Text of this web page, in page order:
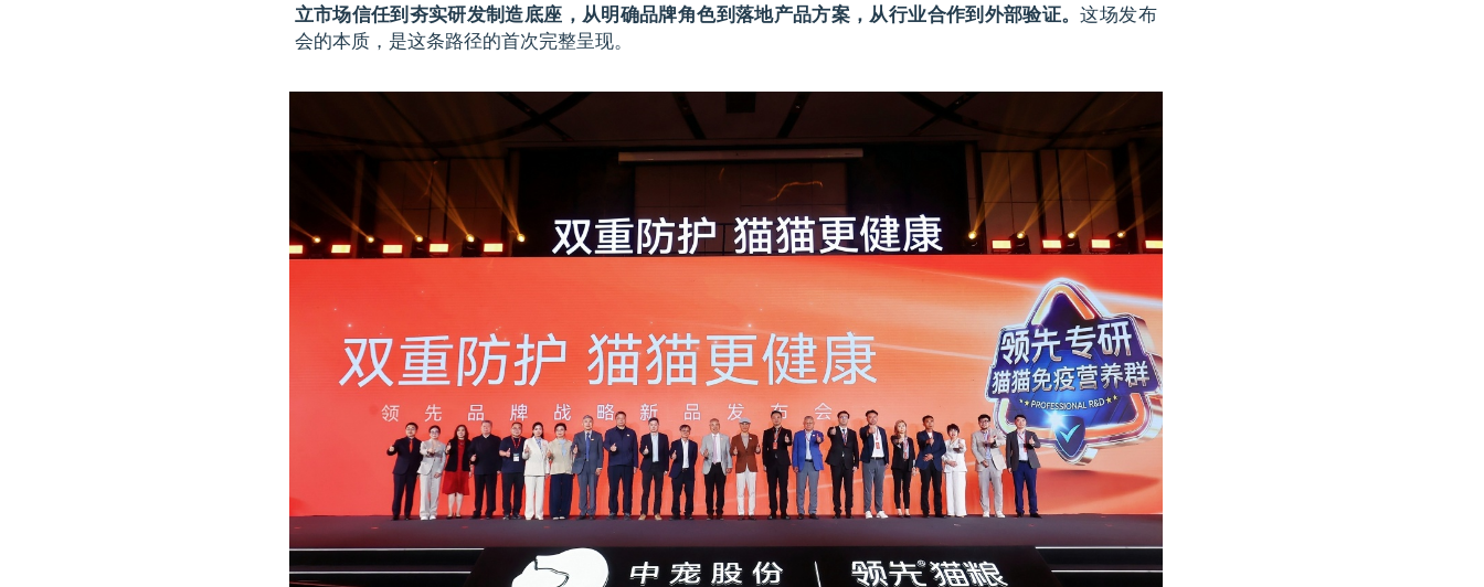
立市场信任到夯实研发制造底座，从明确品牌角色到落地产品方案，从行业合作到外部验证。这场发布
会的本质，是这条路径的首次完整呈现。